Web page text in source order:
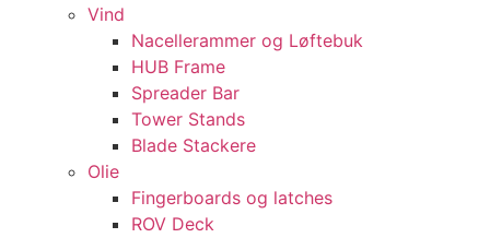
Vind
Nacellerammer og Løftebuk
HUB Frame
Spreader Bar
Tower Stands
Blade Stackere
Olie
Fingerboards og latches
ROV Deck